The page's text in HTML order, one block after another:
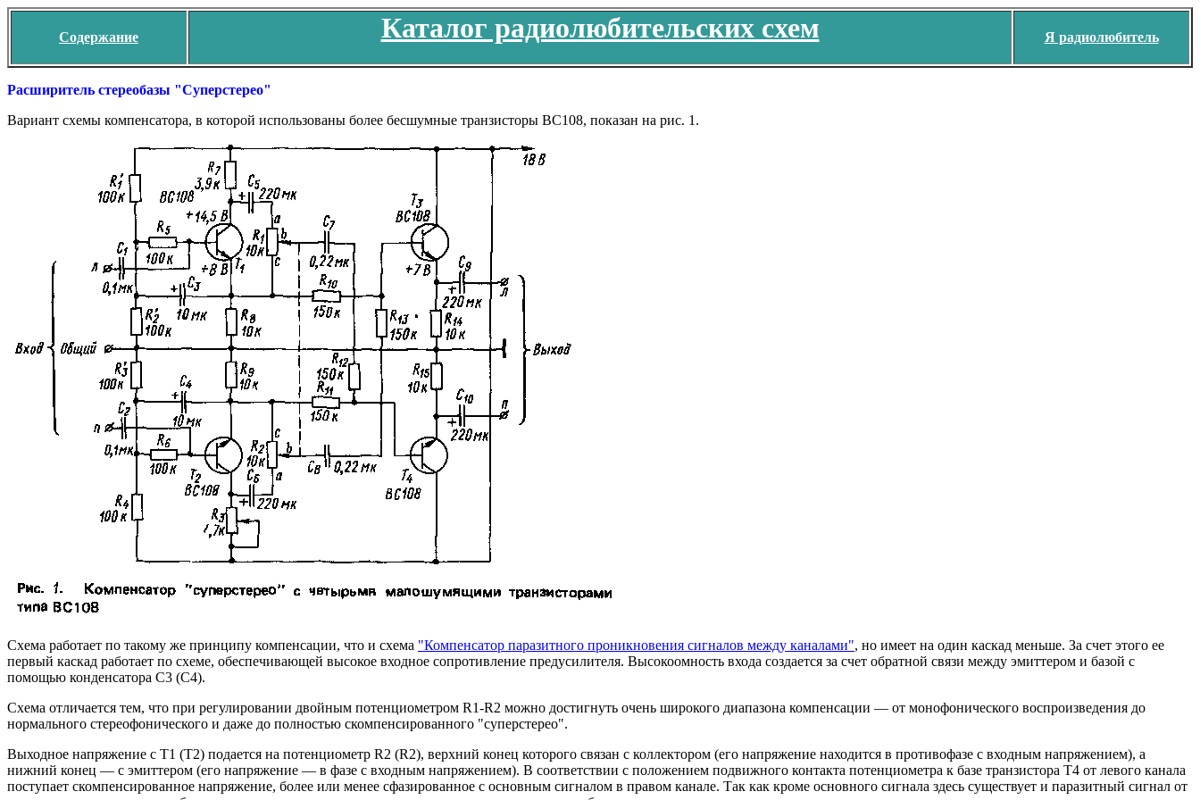
Содержание Каталог радиолюбительских схем Я радиолюбитель
Расширитель стереобазы "Суперстерео"
Вариант схемы компенсатора, в которой использованы более бесшумные транзисторы ВС108, показан на рис. 1.
Схема работает по такому же принципу компенсации, что и схема "Компенсатор паразитного проникновения сигналов между каналами", но имеет на один каскад меньше. За счет этого ее
первый каскад работает по схеме, обеспечивающей высокое входное сопротивление предусилителя. Высокоомность входа создается за счет обратной связи между эмиттером и базой с
помощью конденсатора С3 (С4).
Схема отличается тем, что при регулировании двойным потенциометром R1-R2 можно достигнуть очень широкого диапазона компенсации — от монофонического воспроизведения до
нормального стереофонического и даже до полностью скомпенсированного "суперстерео".
Выходное напряжение с Т1 (Т2) подается на потенциометр R2 (R2), верхний конец которого связан с коллектором (его напряжение находится в противофазе с входным напряжением), а
нижний конец — с эмиттером (его напряжение — в фазе с входным напряжением). В соответствии с положением подвижного контакта потенциометра к базе транзистора T4 от левого канала
поступает скомпенсированное напряжение, более или менее сфазированное с основным сигналом в правом канале. Так как кроме основного сигнала здесь существует и паразитный сигнал от